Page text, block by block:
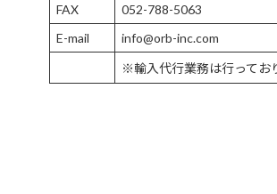
FAX
052-788-5063
E-mail
info@orb-inc.com
※輸入代行業務は行ってお